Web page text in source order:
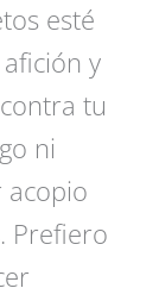
esté
y
tu
ni
acopio
Prefiero